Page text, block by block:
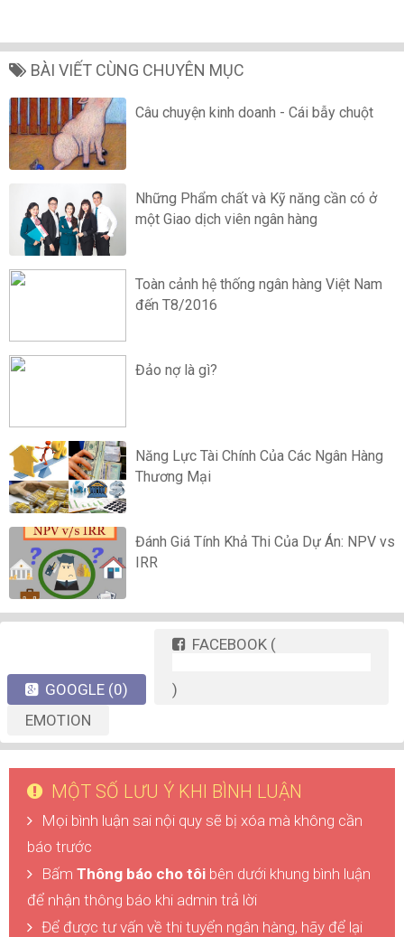
BÀI VIẾT CÙNG CHUYÊN MỤC
Câu chuyện kinh doanh - Cái bẫy chuột
Những Phẩm chất và Kỹ năng cần có ở
một Giao dịch viên ngân hàng
Toàn cảnh hệ thống ngân hàng Việt Nam
đến T8/2016
Đảo nợ là gì?
Năng Lực Tài Chính Của Các Ngân Hàng
Thương Mại
Đánh Giá Tính Khả Thi Của Dự Án: NPV vs
IRR
GOOGLE (0)
FACEBOOK (
)
EMOTION
MỘT SỐ LƯU Ý KHI BÌNH LUẬN
Mọi bình luận sai nội quy sẽ bị xóa mà không cần
báo trước
Bấm Thông báo cho tôi bên dưới khung bình luận
để nhận thông báo khi admin trả lời
Để được tư vấn về thi tuyển ngân hàng, hãy để lại